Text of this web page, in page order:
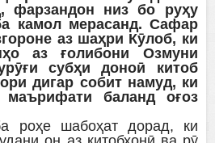
фарзандон низ бо руҳу
камол мерасанд. Сафар
аз шаҳри Кӯлоб, ки
аз ғолибони Озмуни
субҳи доноӣ китоб
дигар собит намуд, ки
баланд оғоз
роҳе шабоҳат дорад, ки